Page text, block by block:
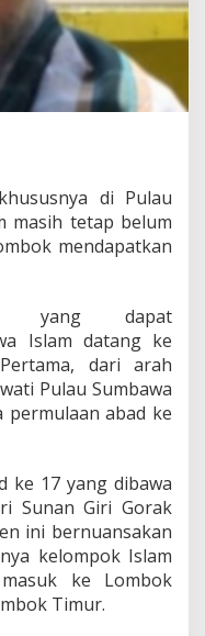
di Pulau
masih tetap belum
mendapatkan
yang dapat
Islam datang ke
dari arah
Pulau Sumbawa
abad ke
ke 17 yang dibawa
Sunan Giri Gorak
ini bernuansakan
kelompok Islam
ke Lombok
Timur.